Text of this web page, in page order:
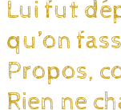
Lui fut
qu’on
Propos,
Rien ne